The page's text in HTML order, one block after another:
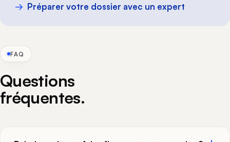
Préparer votre dossier avec un expert
FAQ
Questions
fréquentes.